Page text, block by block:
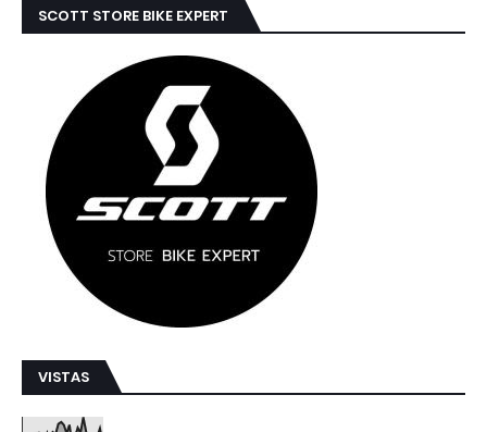
SCOTT STORE BIKE EXPERT
VISTAS